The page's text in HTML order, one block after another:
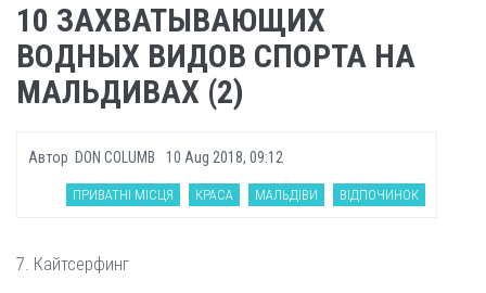
10 ЗАХВАТЫВАЮЩИХ
ВОДНЫХ ВИДОВ СПОРТА НА
МАЛЬДИВАХ (2)
Автор DON COLUMB 10 Aug 2018, 09:12
ПРИВАТНІ МІСЦЯ КРАСА МАЛЬДІВИ ВІДПОЧИНОК
7. Кайтсерфинг